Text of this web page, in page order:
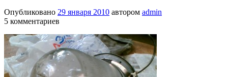
Опубликовано 29 января 2010 автором admin
5 комментариев